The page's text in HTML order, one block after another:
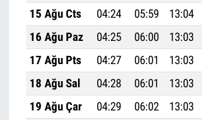
15 Ağu Cts
04:24 05:59 13:04
16 Ağu Paz
04:25 06:00 13:03
17 Ağu Pts
04:27 06:01 13:03
18 Ağu Sal
04:28 06:01 13:03
19 Ağu Çar
04:29 06:02 13:03